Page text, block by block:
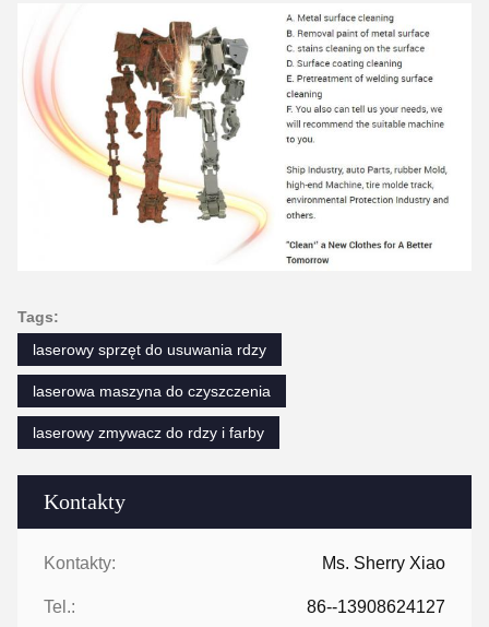
Kontakty
Kontakty: Ms. Sherry Xiao
Tel.: 86--13908624127
Tags:
laserowy sprzęt do usuwania rdzy
laserowa maszyna do czyszczenia
laserowy zmywacz do rdzy i farby